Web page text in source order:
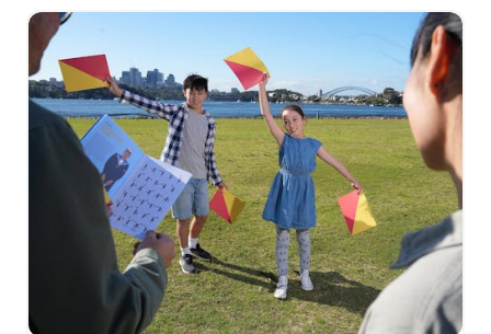
遇、船上瘋子的故事……